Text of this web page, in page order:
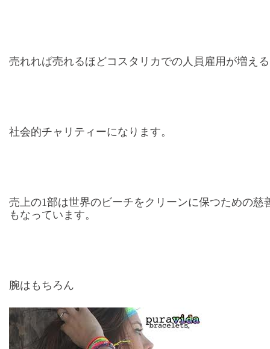
売れれば売れるほどコスタリカでの人員雇用が増え
社会的チャリティーになります。
売上の1部は世界のビーチをクリーンに保つための慈
もなっています。
腕はもちろん